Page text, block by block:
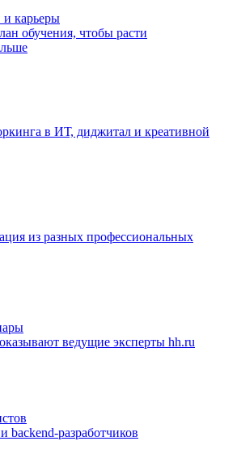
и карьеры
обучения, чтобы расти
в ИТ, диджитал и креативной
из разных профессиональных
ведущие эксперты hh.ru
backend-разработчиков